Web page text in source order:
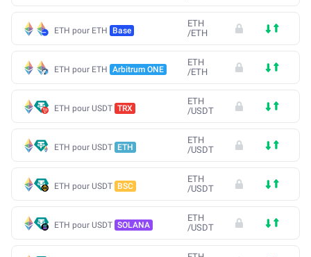
ETH pour ETH Base
ETH
/ETH
ETH pour ETH Arbitrum ONE
ETH
/ETH
ETH pour USDT TRX
ETH
/USDT
ETH pour USDT ETH
ETH
/USDT
ETH pour USDT BSC
ETH
/USDT
ETH pour USDT SOLANA
ETH
/USDT